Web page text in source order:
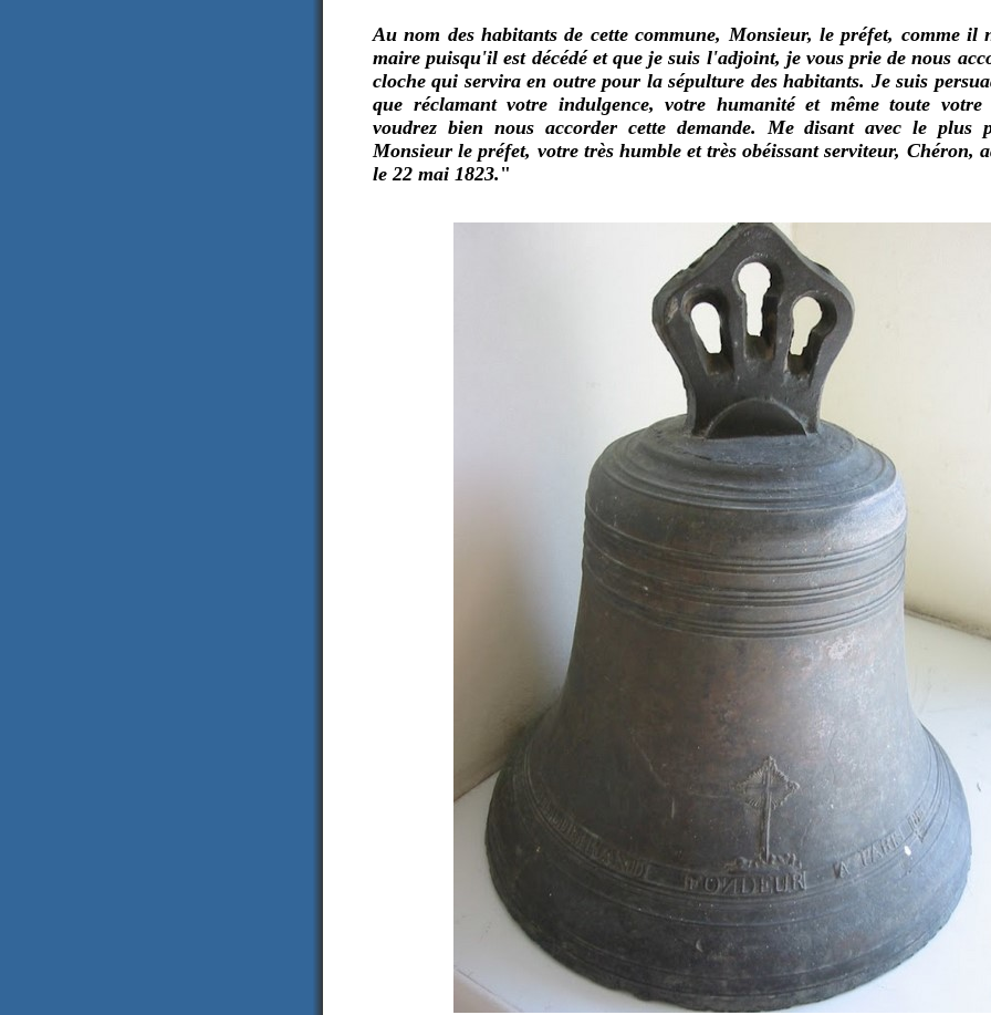
Au nom des habitants de cette commune, Monsieur, le préfet, comme il
maire puisqu'il est décédé et que je suis l'adjoint, je vous prie de nous
cloche qui servira en outre pour la sépulture des habitants. Je suis
que réclamant votre indulgence, votre humanité et même toute votre
voudrez bien nous accorder cette demande. Me disant avec le plus
Monsieur le préfet, votre très humble et très obéissant serviteur, Chéron,
le 22 mai 1823. "